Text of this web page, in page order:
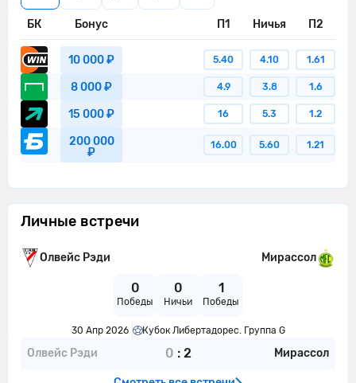
БК Бонус П1 Ничья П2
10 000 ₽ 5.40 4.10 1.61
8 000 ₽ 4.9 3.8 1.6
15 000 ₽ 16 5.3 1.2
200 000
₽
16.00 5.60 1.21
Личные встречи
Олвейс Рэди
0
Победы
0
Ничьи
1
Победы
Мирассол
30 Апр 2026 Кубок Либертадорес. Группа G
Олвейс Рэди 0 : 2 Мирассол